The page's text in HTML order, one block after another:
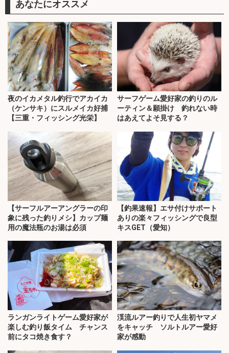
あなたにオススメ
夜のイカメタル釣行でアカイカ
（ケンサキ）にスルメイカ好捕
【三重・フィッシング光栄】
サーフゲーム愛好家の釣りのル
ーティン＆願掛け 釣れない時
はあえてよそ見する？
【サーフルアーアングラーの印
象に残った釣りメシ】カップ麺
用の魔法瓶のお湯は必須
【釣果速報】エサ付けサポート
ありの楽々フィッシングで良型
キスGET（愛知）
ランガンライトゲーム愛好家が
楽しむ釣り飯タイム チャンス
前にタコ焼き食す？
渓流ルアー釣りで人生初ヤマメ
をキャッチ ソルトルアー愛好
家が感動